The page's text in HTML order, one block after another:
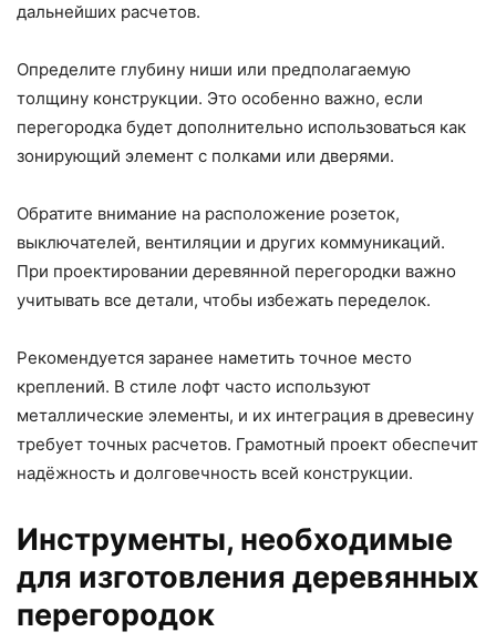
дальнейших расчетов.
Определите глубину ниши или предполагаемую
толщину конструкции. Это особенно важно, если
перегородка будет дополнительно использоваться как
зонирующий элемент с полками или дверями.
Обратите внимание на расположение розеток,
выключателей, вентиляции и других коммуникаций.
При проектировании деревянной перегородки важно
учитывать все детали, чтобы избежать переделок.
Рекомендуется заранее наметить точное место
креплений. В стиле лофт часто используют
металлические элементы, и их интеграция в древесину
требует точных расчетов. Грамотный проект обеспечит
надёжность и долговечность всей конструкции.
Инструменты, необходимые
для изготовления деревянных
перегородок